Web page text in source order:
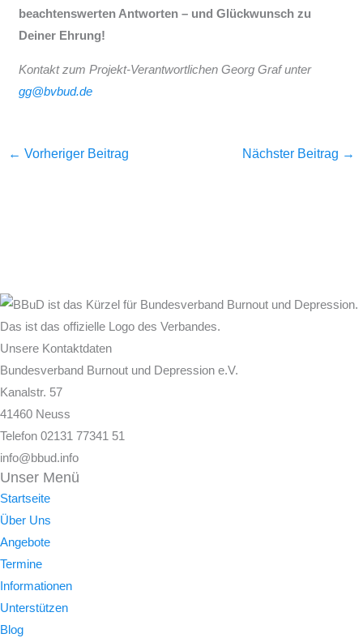
beachtenswerten Antworten – und Glückwunsch zu
Deiner Ehrung!
Kontakt zum Projekt-Verantwortlichen Georg Graf unter
gg@bvbud.de
← Vorheriger Beitrag Nächster Beitrag →
Unsere Kontaktdaten
Bundesverband Burnout und Depression e.V.
Kanalstr. 57
41460 Neuss
Telefon 02131 77341 51
info@bbud.info
Unser Menü
Startseite
Über Uns
Angebote
Termine
Informationen
Unterstützen
Blog